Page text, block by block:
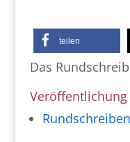
teilen
Das
Veröffentlichung